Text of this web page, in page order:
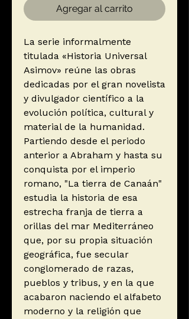
Agregar al carrito
La serie informalmente
titulada «Historia Universal
Asimov» reúne las obras
dedicadas por el gran novelista
y divulgador científico a la
evolución política, cultural y
material de la humanidad.
Partiendo desde el periodo
anterior a Abraham y hasta su
conquista por el imperio
romano, "La tierra de Canaán"
estudia la historia de esa
estrecha franja de tierra a
orillas del mar Mediterráneo
que, por su propia situación
geográfica, fue secular
conglomerado de razas,
pueblos y tribus, y en la que
acabaron naciendo el alfabeto
moderno y la religión que